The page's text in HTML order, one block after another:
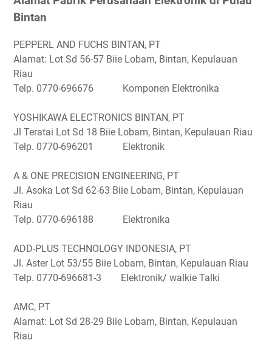
Bintan
PEPPERL AND FUCHS BINTAN, PT
Alamat: Lot Sd 56-57 Biie Lobam, Bintan, Kepulauan
Riau
Telp. 0770-696676 Komponen Elektronika
YOSHIKAWA ELECTRONICS BINTAN, PT
Jl Teratai Lot Sd 18 Biie Lobam, Bintan, Kepulauan Riau
Telp. 0770-696201 Elektronik
A & ONE PRECISION ENGINEERING, PT
Jl. Asoka Lot Sd 62-63 Biie Lobam, Bintan, Kepulauan
Riau
Telp. 0770-696188 Elektronika
ADD-PLUS TECHNOLOGY INDONESIA, PT
Jl. Aster Lot 53/55 Biie Lobam, Bintan, Kepulauan Riau
Telp. 0770-696681-3 Elektronik/ walkie Talki
AMC, PT
Alamat: Lot Sd 28-29 Biie Lobam, Bintan, Kepulauan
Riau